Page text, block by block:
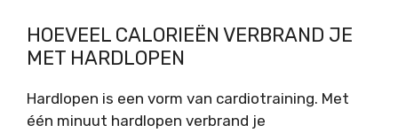
HOEVEEL CALORIEËN VERBRAND JE
MET HARDLOPEN
Hardlopen is een vorm van cardiotraining. Met
één minuut hardlopen verbrand je